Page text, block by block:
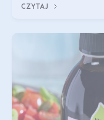
CZYTAJ